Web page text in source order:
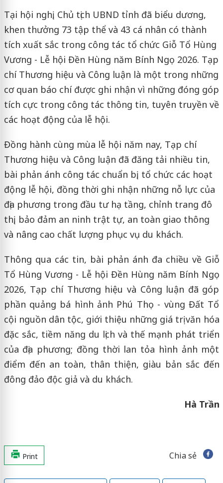
Tại hội nghị, Chủ tịch UBND tỉnh đã biểu dương,
khen thưởng 73 tập thể và 43 cá nhân có thành
tích xuất sắc trong công tác tổ chức Giỗ Tổ Hùng
Vương - Lễ hội Đền Hùng năm Bính Ngọ 2026. Tạp
chí Thương hiệu và Công luận là một trong những
cơ quan báo chí được ghi nhận vì những đóng góp
tích cực trong công tác thông tin, tuyên truyền về
các hoạt động của lễ hội.
Đồng hành cùng mùa lễ hội năm nay, Tạp chí
Thương hiệu và Công luận đã đăng tải nhiều tin,
bài phản ánh công tác chuẩn bị, tổ chức các hoạt
động lễ hội, đồng thời ghi nhận những nỗ lực của
địa phương trong đầu tư hạ tầng, chỉnh trang đô
thị, bảo đảm an ninh trật tự, an toàn giao thông
và nâng cao chất lượng phục vụ du khách.
Thông qua các tin, bài phản ánh đa chiều về Giỗ
Tổ Hùng Vương - Lễ hội Đền Hùng năm Bính Ngọ
2026, Tạp chí Thương hiệu và Công luận đã góp
phần quảng bá hình ảnh Phú Thọ - vùng Đất Tổ
cội nguồn dân tộc, giới thiệu những giá trị văn hóa
đặc sắc, tiềm năng du lịch và thế mạnh phát triển
của địa phương; đồng thời lan tỏa hình ảnh một
điểm đến an toàn, thân thiện, giàu bản sắc đến
đông đảo độc giả và du khách.
Hà Trần
Print Chia sẻ